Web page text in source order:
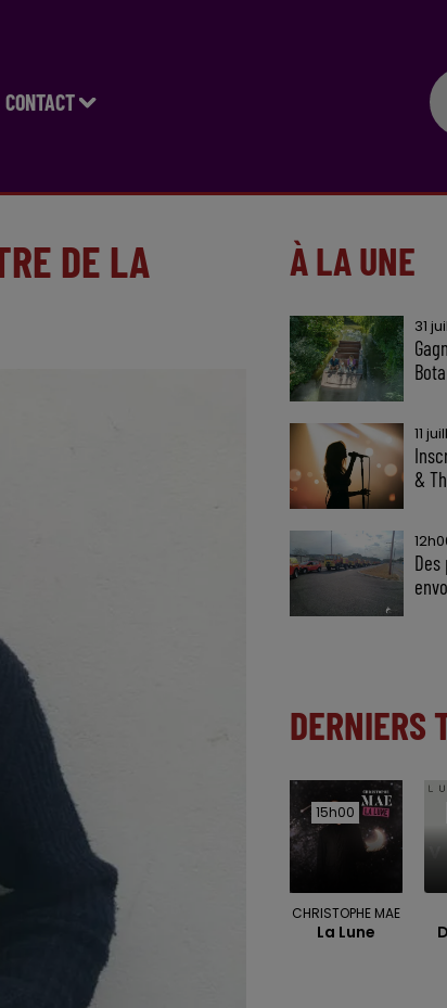
CONTACT
DE LA
À LA UNE
31
11
&
DERNIERS
15h00
15h00
CHRISTOPHE MAE
La Lune